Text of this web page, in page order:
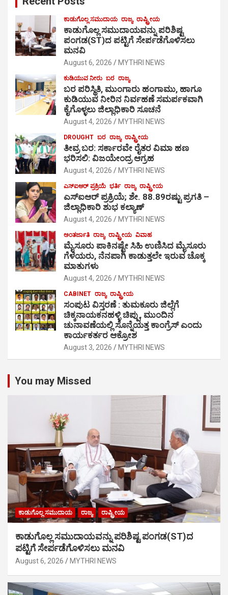
ಕಾಡುಗೊಲ್ಲ ಸಮುದಾಯ ರಾಜ್ಯ ರಾಷ್ಟ್ರೀಯ
ಕಾಡುಗೊಲ್ಲ ಸಮುದಾಯವನ್ನು ಪರಿಶಿಷ್ಟ
ಪಂಗಡ(ST)ದ ಪಟ್ಟಿಗೆ ಸೇರ್ಪಡೆಗೊಳಿಸಲು
ಮನವಿ
August 6, 2026 MYTHRI NEWS
ಕುಡಿಯುವ ನೀರು ಬರ ರಾಜ್ಯ
ಬರ ಪರಿಸ್ಥಿತಿ, ಮುಂಗಾರು ಹಂಗಾಮು, ಹಾಗೂ
ಕುಡಿಯುವ ನೀರಿನ ನಿರ್ವಹಣೆ ಸಮರ್ಪಕವಾಗಿ
ಕೈಗೊಳ್ಳಲು ಜಿಲ್ಲಾಧಿಕಾರಿ ಸೂಚನೆ
August 4, 2026 MYTHRI NEWS
DROUGHT ಬರ ರಾಜ್ಯ ರಾಷ್ಟ್ರೀಯ
ತೀವ್ರ ಬರ: ಸರ್ಕಾರವೇ ರೈತರ ವಿಮಾ ಹಣ
ಭರಿಸಲಿ: ವಿಜಯೇಂದ್ರ ಆಗ್ರಹ
August 4, 2026 MYTHRI NEWS
ಎಸ್‍ಐಆರ್ ಪ್ರಕ್ರಿಯೆ ಭರ್ತಿ ರಾಜ್ಯ ರಾಷ್ಟ್ರೀಯ
ಎಸ್‍ಐಆರ್ ಪ್ರಕ್ರಿಯೆ; ಶೇ. 88.89ರಷ್ಟು ಪ್ರಗತಿ –
ಜಿಲ್ಲಾಧಿಕಾರಿ ಶುಭ ಕಲ್ಯಾಣ್
August 4, 2026 MYTHRI NEWS
ಅಂತರ್ಜಾತಿ ರಾಜ್ಯ ರಾಷ್ಟ್ರೀಯ ವಿವಾಹ
ಮೈಸೂರು ಪಾಕಿನಷ್ಟೇ ಸಿಹಿ ಉಣಿಸಿದ ಮೈಸೂರು
ಗೆಳೆಯರು, ನೆನಪಾಗಿ ಕಾಡುತ್ತಲೇ ಇರುವ ಚೊಕ್ಕ
ಮಾತುಗಳು
August 4, 2026 MYTHRI NEWS
CABINET ರಾಜ್ಯ ರಾಷ್ಟ್ರೀಯ
ಸಂಪುಟ ವಿಸ್ತರಣೆ : ತುಮಕೂರು ಜಿಲ್ಲೆಗೆ
ಚಿಕ್ಕನಾಯಕನಹಳ್ಳಿ ಚಿಪ್ಪು, ಮುಂದಿನ
ಚುನಾವಣೆಯಲ್ಲಿ ಸೊನ್ನೆಯತ್ತ ಕಾಂಗ್ರೆಸ್ ಎಂದು
ಕಾರ್ಯಕರ್ತರ ಆಕ್ರೋಶ
August 3, 2026 MYTHRI NEWS
You may Missed
ಕಾಡುಗೊಲ್ಲ ಸಮುದಾಯ ರಾಜ್ಯ ರಾಷ್ಟ್ರೀಯ
ಕಾಡುಗೊಲ್ಲ ಸಮುದಾಯವನ್ನು ಪರಿಶಿಷ್ಟ ಪಂಗಡ(ST)ದ
ಪಟ್ಟಿಗೆ ಸೇರ್ಪಡೆಗೊಳಿಸಲು ಮನವಿ
August 6, 2026 MYTHRI NEWS